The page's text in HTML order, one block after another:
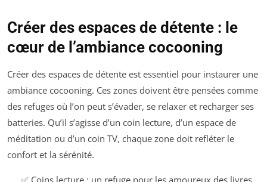
Créer des espaces de détente : le
cœur de l’ambiance cocooning
Créer des espaces de détente est essentiel pour instaurer une
ambiance cocooning. Ces zones doivent être pensées comme
des refuges où l’on peut s’évader, se relaxer et recharger ses
batteries. Qu’il s’agisse d’un coin lecture, d’un espace de
méditation ou d’un coin TV, chaque zone doit refléter le
confort et la sérénité.
✅ Coins lecture : un refuge pour les amoureux des livres